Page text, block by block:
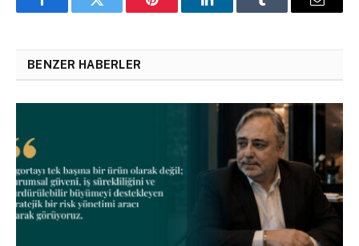
FacebookTwitter Pinterest LinkedInTumblr Email
BENZER HABERLER